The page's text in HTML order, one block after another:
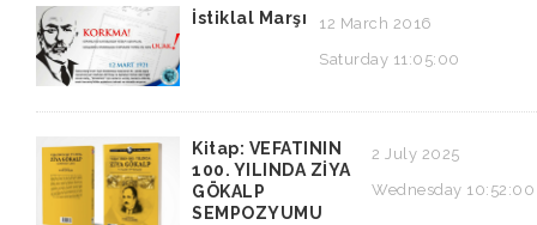
İstiklal Marşı
12 March 2016
Saturday 11:05:00
Kitap: VEFATININ
100. YILINDA ZİYA
GÖKALP
SEMPOZYUMU
2 July 2025
Wednesday 10:52:00